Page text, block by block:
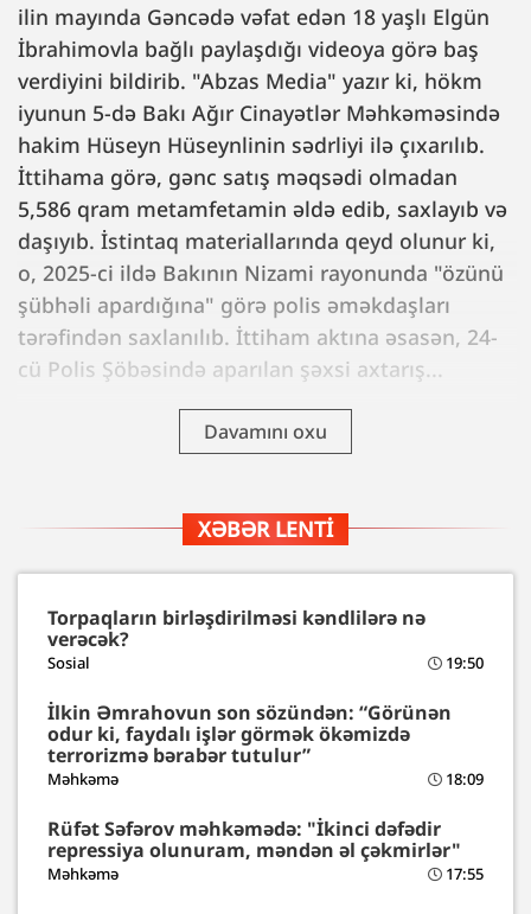
ilin mayında Gəncədə vəfat edən 18 yaşlı Elgün
İbrahimovla bağlı paylaşdığı videoya görə baş
verdiyini bildirib. "Abzas Media" yazır ki, hökm
iyunun 5-də Bakı Ağır Cinayətlər Məhkəməsində
hakim Hüseyn Hüseynlinin sədrliyi ilə çıxarılıb.
İttihama görə, gənc satış məqsədi olmadan
5,586 qram metamfetamin əldə edib, saxlayıb və
daşıyıb. İstintaq materiallarında qeyd olunur ki,
o, 2025-ci ildə Bakının Nizami rayonunda "özünü
şübhəli apardığına" görə polis əməkdaşları
tərəfindən saxlanılıb. İttiham aktına əsasən, 24-
cü Polis Şöbəsində aparılan şəxsi axtarış...
Davamını oxu
XƏBƏR LENTI
Torpaqların birləşdirilməsi kəndlilərə nə
verəcək?
Sosial 19:50
İlkin Əmrahovun son sözündən: “Görünən
odur ki, faydalı işlər görmək ökəmizdə
terrorizmə bərabər tutulur”
Məhkəmə 18:09
Rüfət Səfərov məhkəmədə: "İkinci dəfədir
repressiya olunuram, məndən əl çəkmirlər"
Məhkəmə 17:55